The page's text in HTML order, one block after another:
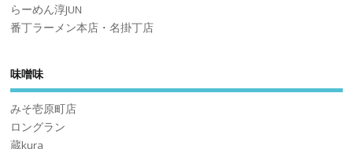
らーめん淳JUN
番丁ラーメン本店・名掛丁店
味噌味
みそ壱原町店
ロングラン
蔵kura